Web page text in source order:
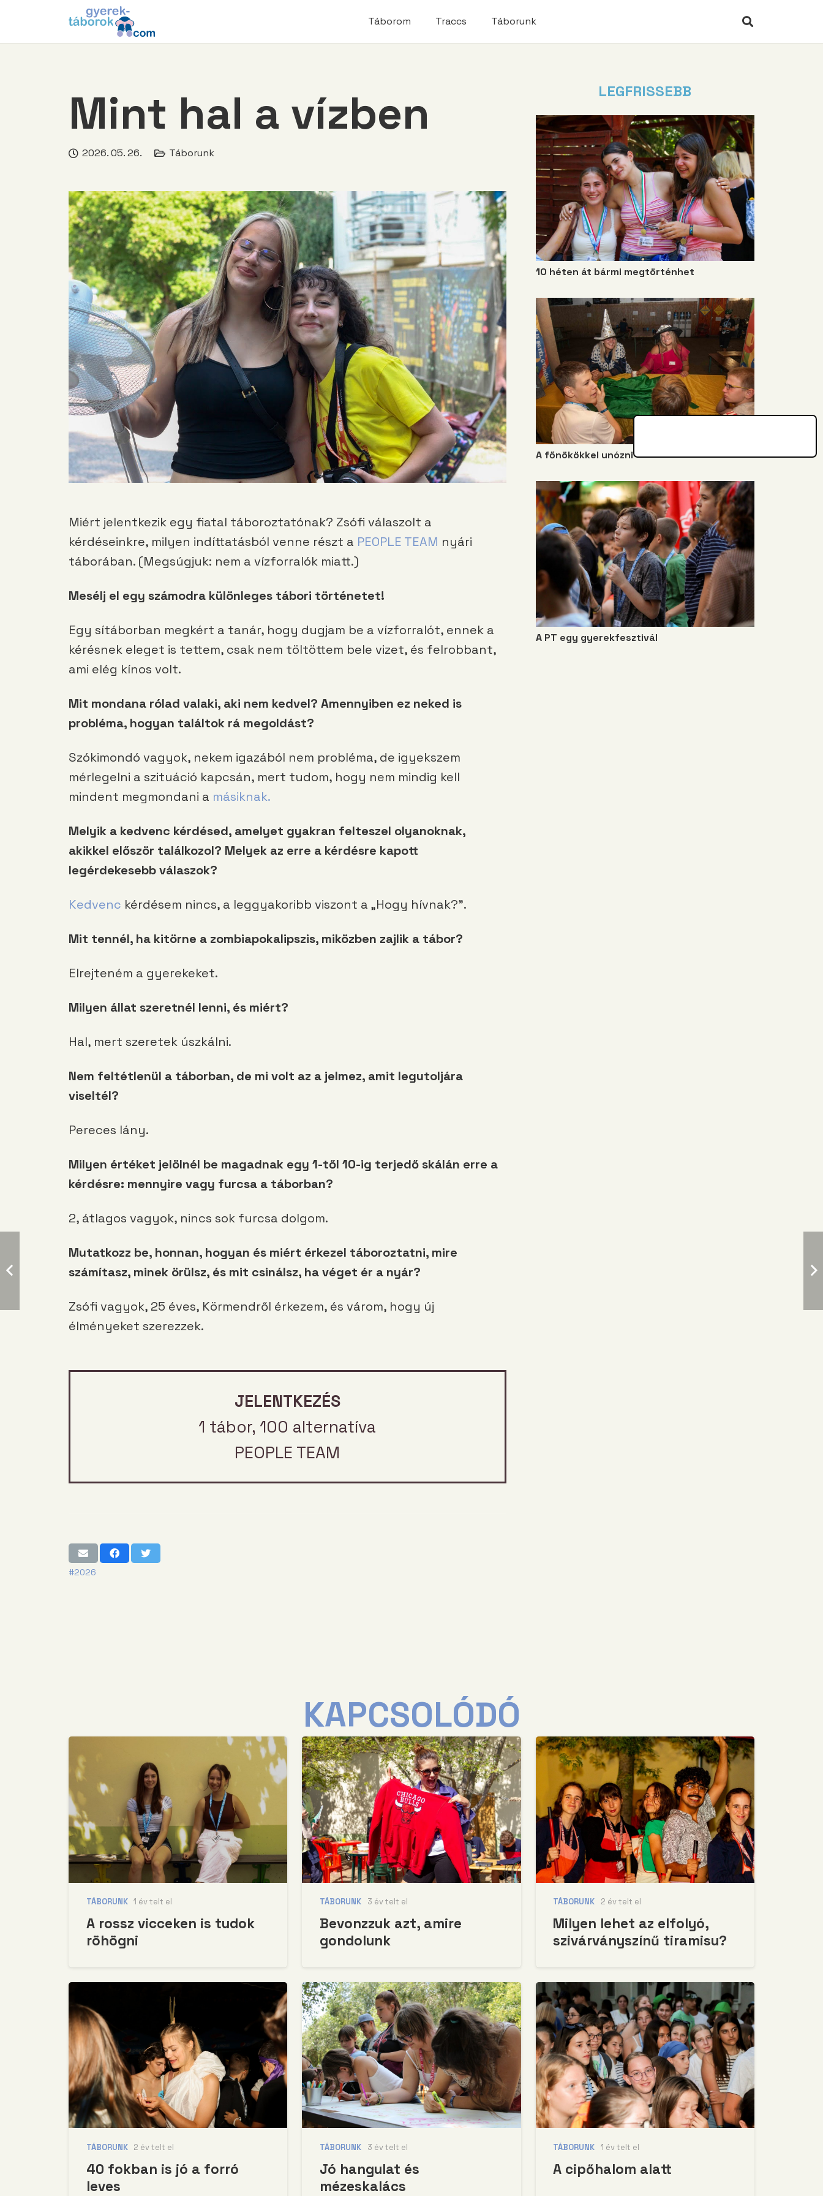
Táborom Traccs Táborunk
Mint hal a vízben
2026. 05. 26. Táborunk
Miért jelentkezik egy fiatal táboroztatónak? Zsófi válaszolt a
kérdéseinkre, milyen indíttatásból venne részt a PEOPLE TEAM nyári
táborában. (Megsúgjuk: nem a vízforralók miatt.)
Mesélj el egy számodra különleges tábori történetet!
Egy sítáborban megkért a tanár, hogy dugjam be a vízforralót, ennek a
kérésnek eleget is tettem, csak nem töltöttem bele vizet, és felrobbant,
ami elég kínos volt.
Mit mondana rólad valaki, aki nem kedvel? Amennyiben ez neked is
probléma, hogyan találtok rá megoldást?
Szókimondó vagyok, nekem igazából nem probléma, de igyekszem
mérlegelni a szituáció kapcsán, mert tudom, hogy nem mindig kell
mindent megmondani a másiknak.
Melyik a kedvenc kérdésed, amelyet gyakran felteszel olyanoknak,
akikkel először találkozol? Melyek az erre a kérdésre kapott
legérdekesebb válaszok?
Kedvenc kérdésem nincs, a leggyakoribb viszont a „Hogy hívnak?”.
Mit tennél, ha kitörne a zombiapokalipszis, miközben zajlik a tábor?
Elrejteném a gyerekeket.
Milyen állat szeretnél lenni, és miért?
Hal, mert szeretek úszkálni.
Nem feltétlenül a táborban, de mi volt az a jelmez, amit legutoljára
viseltél?
Pereces lány.
Milyen értéket jelölnél be magadnak egy 1-től 10-ig terjedő skálán erre a
kérdésre: mennyire vagy furcsa a táborban?
2, átlagos vagyok, nincs sok furcsa dolgom.
Mutatkozz be, honnan, hogyan és miért érkezel táboroztatni, mire
számítasz, minek örülsz, és mit csinálsz, ha véget ér a nyár?
Zsófi vagyok, 25 éves, Körmendről érkezem, és várom, hogy új
élményeket szerezzek.
JELENTKEZÉS
1 tábor, 100 alternatíva
PEOPLE TEAM
#2026
LEGFRISSEBB
10 héten át bármi megtörténhet
A főnökökkel unózni
A PT egy gyerekfesztivál
KAPCSOLÓDÓ
TÁBORUNK 1 év telt el
A rossz vicceken is tudok
röhögni
TÁBORUNK 3 év telt el
Bevonzzuk azt, amire
gondolunk
TÁBORUNK 2 év telt el
Milyen lehet az elfolyó,
szivárványszínű tiramisu?
TÁBORUNK 2 év telt el
40 fokban is jó a forró
leves
TÁBORUNK 3 év telt el
Jó hangulat és
mézeskalács
TÁBORUNK 1 év telt el
A cipőhalom alatt